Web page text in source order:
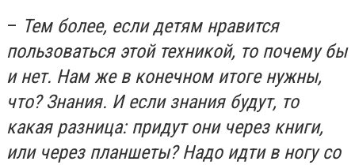
– Тем более, если детям нравится
пользоваться этой техникой, то почему бы
и нет. Нам же в конечном итоге нужны,
что? Знания. И если знания будут, то
какая разница: придут они через книги,
или через планшеты? Надо идти в ногу со